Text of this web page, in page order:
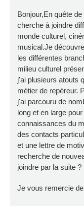
Bonjour,En quête
cherche à joindre
monde culturel,
musical.Je
les différentes
milieu culturel
j'ai plusieurs atouts
métier de repéreur.
j'ai parcouru de
long et en large
connaissances du
des contacts
et une lettre de
recherche de
joindre par la suite ?
Je vous remercie